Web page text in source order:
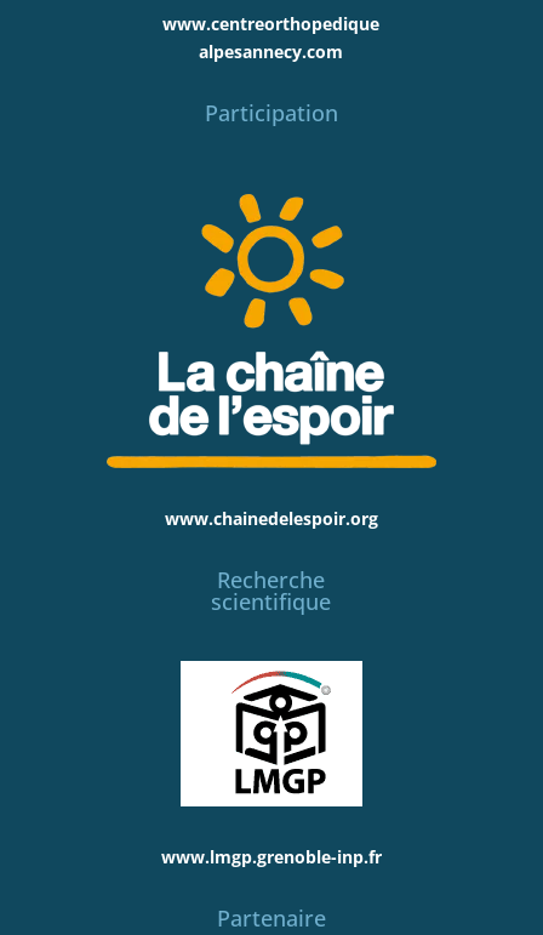
www.centreorthopedique
alpesannecy.com
Participation
www.chainedelespoir.org
Recherche
scientifique
www.lmgp.grenoble-inp.fr
Partenaire